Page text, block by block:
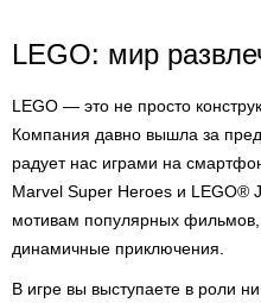
LEGO: мир
LEGO — это не просто
Компания давно вышла за
радует нас играми на
Marvel Super Heroes и LEGO®
мотивам популярных фильмов,
динамичные приключения.
В игре вы выступаете в роли